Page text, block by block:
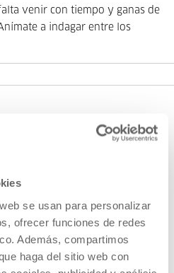
se usan para personalizar
ofrecer funciones de redes
Además, compartimos
haga del sitio web con
venir con tiempo y ganas de
a indagar entre los